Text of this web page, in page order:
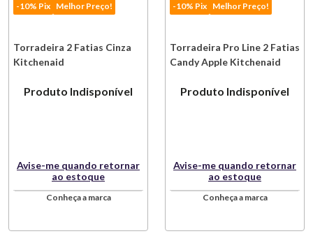
-10% Pix Melhor Preço!
Torradeira 2 Fatias Cinza
Kitchenaid
Produto Indisponível
Avise-me quando retornar
ao estoque
Conheça a marca
-10% Pix Melhor Preço!
Torradeira Pro Line 2 Fatias
Candy Apple Kitchenaid
Produto Indisponível
Avise-me quando retornar
ao estoque
Conheça a marca